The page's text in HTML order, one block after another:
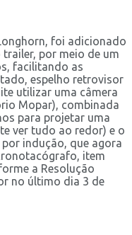
foi adicionado
por meio de um
facilitando as
espelho retrovisor
utilizar uma câmera
Mopar), combinada
para projetar uma
ver tudo ao redor) e o
indução, que agora
item
a Resolução
no último dia 3 de